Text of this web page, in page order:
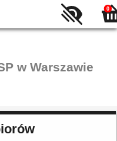
0
w Warszawie